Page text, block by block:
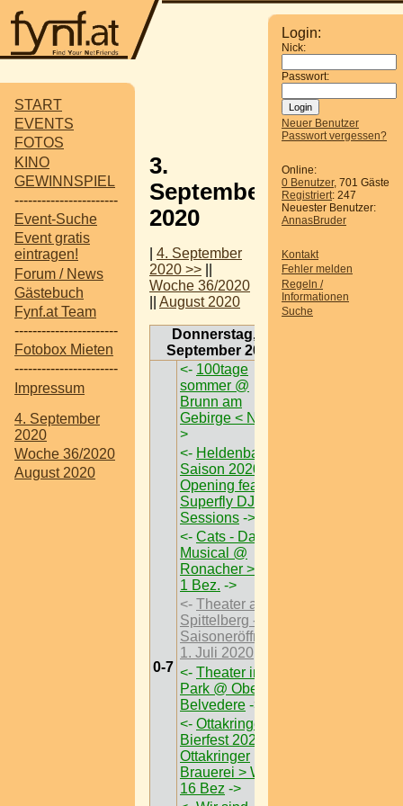
START
EVENTS
FOTOS
KINO
GEWINNSPIEL
-----------------------
Event-Suche
Event gratis
eintragen!
Forum / News
Gästebuch
Fynf.at Team
-----------------------
Fotobox Mieten
-----------------------
Impressum
4. September
2020
Woche 36/2020
August 2020
Login:
Nick:
Passwort:
Neuer Benutzer
Passwort vergessen?
Online:
0 Benutzer, 701 Gäste
Registriert: 247
Neuester Benutzer:
AnnasBruder
Kontakt
Fehler melden
Regeln /
Informationen
Suche
3.
September
2020
4. September
2020 >>
Woche 36/2020
August 2020
Donnerstag, 3.
September 2020
0-7
<- 100tage
sommer @
Brunn am
Gebirge < Nö >
>
<- Heldenbar
Saison 2020
Opening feat
Superfly DJ
Sessions ->
<- Cats - Das
Musical @
Ronacher > W <
1 Bez. ->
<- Theater am
Spittelberg -
Saisoneröffnung
1. Juli 2020
<- Theater im
Park @ Oberes
Belvedere ->
<- Ottakringer
Bierfest 2020 @
Ottakringer
Brauerei > W <
16 Bez ->